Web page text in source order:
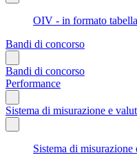
OIV - in formato
Bandi di concorso
Bandi di concorso
Performance
Sistema di misurazione e
Sistema di